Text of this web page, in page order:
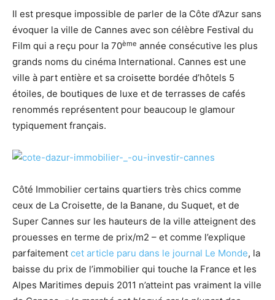
Il est presque impossible de parler de la Côte d’Azur sans
évoquer la ville de Cannes avec son célèbre Festival du
Film qui a reçu pour la 70ème année consécutive les plus
grands noms du cinéma International. Cannes est une
ville à part entière et sa croisette bordée d’hôtels 5
étoiles, de boutiques de luxe et de terrasses de cafés
renommés représentent pour beaucoup le glamour
typiquement français.
Côté Immobilier certains quartiers très chics comme
ceux de La Croisette, de la Banane, du Suquet, et de
Super Cannes sur les hauteurs de la ville atteignent des
prouesses en terme de prix/m2 – et comme l’explique
parfaitement cet article paru dans le journal Le Monde, la
baisse du prix de l’immobilier qui touche la France et les
Alpes Maritimes depuis 2011 n’atteint pas vraiment la ville